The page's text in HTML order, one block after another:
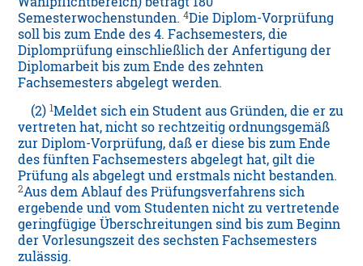
Semesterwochenstunden.4Die Diplom-Vorprüfung
soll bis zum Ende des 4. Fachsemesters, die
Diplomprüfung einschließlich der Anfertigung der
Diplomarbeit bis zum Ende des zehnten
Fachsemesters abgelegt werden.
(2)1Meldet sich ein Student aus Gründen, die er zu
vertreten hat, nicht so rechtzeitig ordnungsgemäß
zur Diplom-Vorprüfung, daß er diese bis zum Ende
des fünften Fachsemesters abgelegt hat, gilt die
Prüfung als abgelegt und erstmals nicht bestanden.
2Aus dem Ablauf des Prüfungsverfahrens sich
ergebende und vom Studenten nicht zu vertretende
geringfügige Überschreitungen sind bis zum Beginn
der Vorlesungszeit des sechsten Fachsemesters
zulässig.